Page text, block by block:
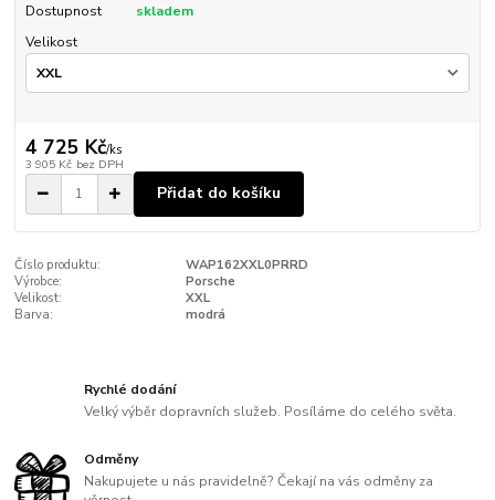
Dostupnost
skladem
Velikost
4 725 Kč/ks
3 905 Kč bez DPH
Přidat do košíku
Číslo produktu:
WAP162XXL0PRRD
Výrobce:
Porsche
Velikost:
XXL
Barva:
modrá
Rychlé dodání
Velký výběr dopravních služeb. Posíláme do celého světa.
Odměny
Nakupujete u nás pravidelně? Čekají na vás odměny za